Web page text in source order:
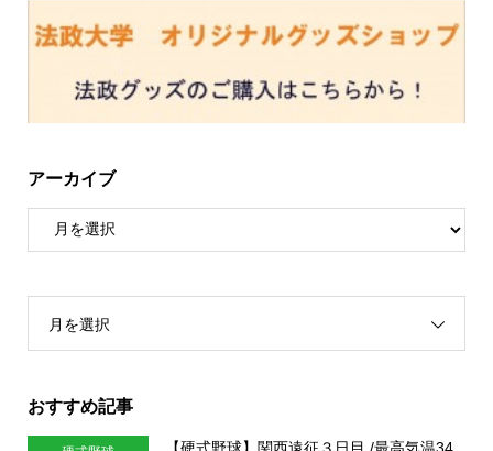
アーカイブ
月を選択
おすすめ記事